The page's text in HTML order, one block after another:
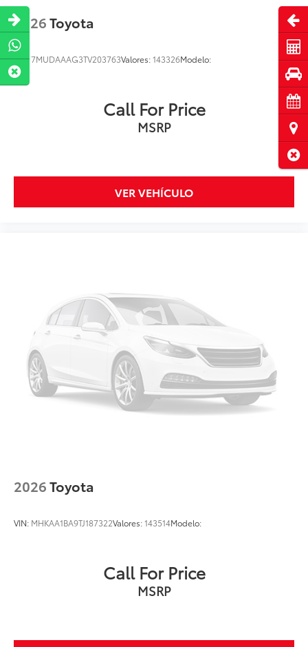
2026Toyota
VIN:7MUDAAAG3TV203763Valores:143326Modelo:
Call For Price
MSRP
VER VEHÍCULO
2026Toyota
VIN: MHKAA1BA9TJ187322Valores:143514Modelo:
Call For Price
MSRP